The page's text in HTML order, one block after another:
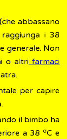
abbassano
i 38
generale. Non
o altri farmaci
per capire
il bimbo ha
a 38 oC e